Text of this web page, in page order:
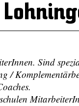
Sind
/